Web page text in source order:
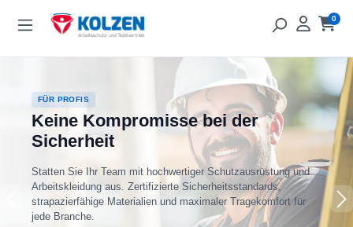
Zum Hauptinhalt springen 0
FÜR PROFIS
Keine Kompromisse bei der
Sicherheit
Statten Sie Ihr Team mit hochwertiger Schutzausrüstung und
Arbeitskleidung aus. Zertifizierte Sicherheitsstandards,
strapazierfähige Materialien und maximaler Tragekomfort für
jede Branche.